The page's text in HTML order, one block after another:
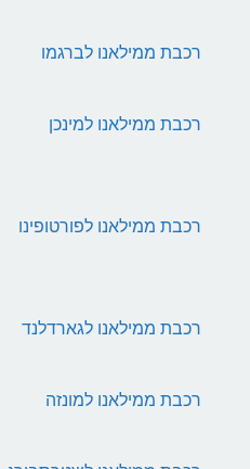
רכבת ממילאנו לברגמו
רכבת ממילאנו למינכן
רכבת ממילאנו לפורטופינו
רכבת ממילאנו לגארדלנד
רכבת ממילאנו למונזה